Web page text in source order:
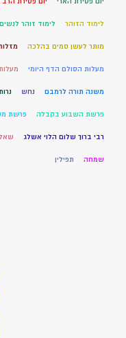
לימוד הזוהר לימוד זוהר לנשים
מותר לעשן סמים בהלכה
מעלות הסולם הדף היומי
משנה תורה לרמבם נחש
פרשת השבוע בקבלה פרשת
רבי ברוך שלום הלוי אשלג
שמחה תפילין